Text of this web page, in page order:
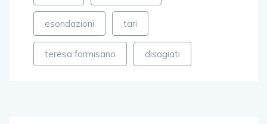
esondazioni tari
teresa formisano disagiati